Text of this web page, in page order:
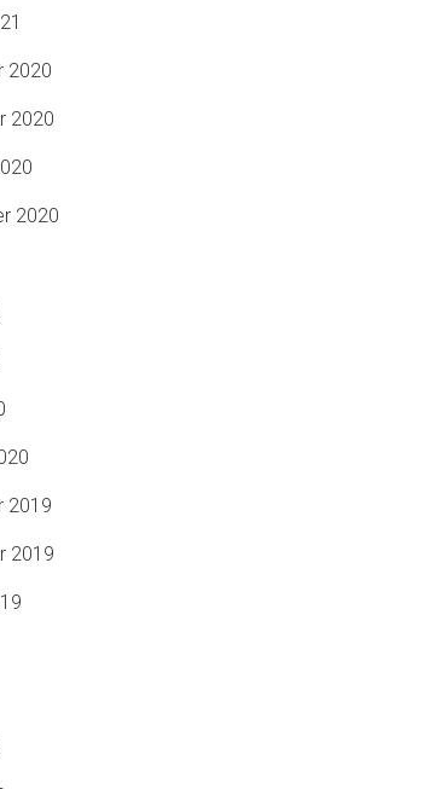
2020
2020
2020
2019
2019